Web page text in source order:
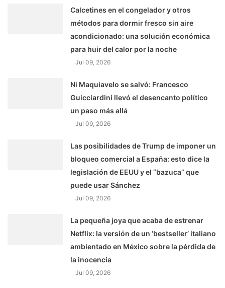
Calcetines en el congelador y otros
métodos para dormir fresco sin aire
acondicionado: una solución económica
para huir del calor por la noche
Jul 09, 2026
Ni Maquiavelo se salvó: Francesco
Guicciardini llevó el desencanto político
un paso más allá
Jul 09, 2026
Las posibilidades de Trump de imponer un
bloqueo comercial a España: esto dice la
legislación de EEUU y el “bazuca” que
puede usar Sánchez
Jul 09, 2026
La pequeña joya que acaba de estrenar
Netflix: la versión de un ‘bestseller’ italiano
ambientado en México sobre la pérdida de
la inocencia
Jul 09, 2026